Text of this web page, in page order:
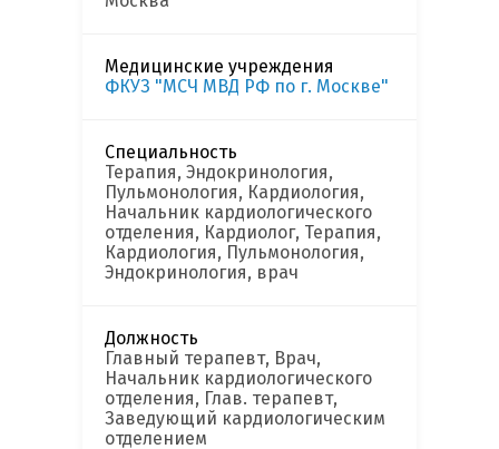
Медицинские учреждения
ФКУЗ "МСЧ МВД РФ по г. Москве"
Специальность
Терапия, Эндокринология,
Пульмонология, Кардиология,
Начальник кардиологического
отделения, Кардиолог, Терапия,
Кардиология, Пульмонология,
Эндокринология, врач
Должность
Главный терапевт, Врач,
Начальник кардиологического
отделения, Глав. терапевт,
Заведующий кардиологическим
отделением